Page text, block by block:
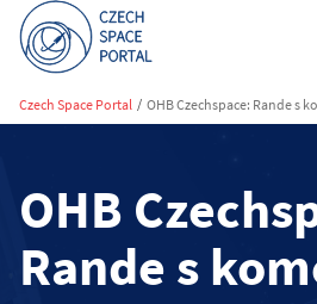
Czech Space Portal / OHB Czechspace: Rande s
OHB
Rande s